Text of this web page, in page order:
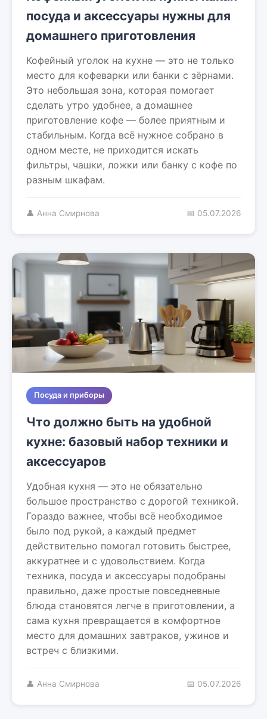
посуда и аксессуары нужны для
домашнего приготовления
Кофейный уголок на кухне — это не только
место для кофеварки или банки с зёрнами.
Это небольшая зона, которая помогает
сделать утро удобнее, а домашнее
приготовление кофе — более приятным и
стабильным. Когда всё нужное собрано в
одном месте, не приходится искать
фильтры, чашки, ложки или банку с кофе по
разным шкафам.
👤 Анна Смирнова 📅 05.07.2026
Посуда и приборы
Что должно быть на удобной
кухне: базовый набор техники и
аксессуаров
Удобная кухня — это не обязательно
большое пространство с дорогой техникой.
Гораздо важнее, чтобы всё необходимое
было под рукой, а каждый предмет
действительно помогал готовить быстрее,
аккуратнее и с удовольствием. Когда
техника, посуда и аксессуары подобраны
правильно, даже простые повседневные
блюда становятся легче в приготовлении, а
сама кухня превращается в комфортное
место для домашних завтраков, ужинов и
встреч с близкими.
👤 Анна Смирнова 📅 05.07.2026